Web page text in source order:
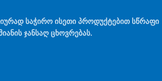
საჭირო ისეთი პროდუქტებით სწრაფი
ჯანსაღ ცხოვრებას.